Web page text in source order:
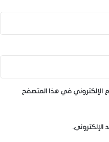
الإلكتروني في هذا المتصفح
الإلكتروني.